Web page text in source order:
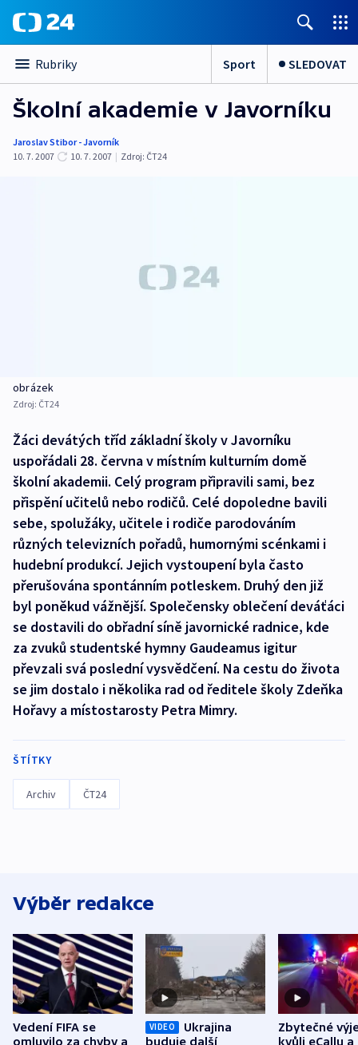
Rubriky Sport SLEDOVAT
Školní akademie v Javorníku
Jaroslav Stibor - Javorník
10. 7. 2007
10. 7. 2007 | Zdroj: ČT24
obrázek
Zdroj: ČT24
Žáci devátých tříd základní školy v Javorníku
uspořádali 28. června v místním kulturním domě
školní akademii. Celý program připravili sami, bez
přispění učitelů nebo rodičů. Celé dopoledne bavili
sebe, spolužáky, učitele i rodiče parodováním
různých televizních pořadů, humornými scénkami i
hudební produkcí. Jejich vystoupení byla často
přerušována spontánním potleskem. Druhý den již
byl poněkud vážnější. Společensky oblečení deváťáci
se dostavili do obřadní síně javornické radnice, kde
za zvuků studentské hymny Gaudeamus igitur
převzali svá poslední vysvědčení. Na cestu do života
se jim dostalo i několika rad od ředitele školy Zdeňka
Hořavy a místostarosty Petra Mimry.
ŠTÍTKY
Archiv ČT24
Výběr redakce
Vedení FIFA se
omluvilo za chyby a
VIDEO
Ukrajina
buduje další
Zbytečné
kvůli eCallu a